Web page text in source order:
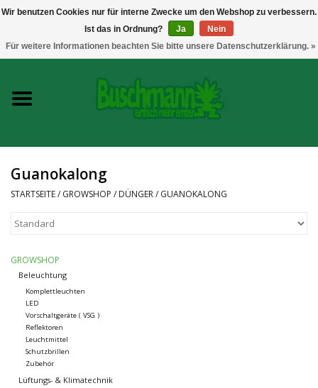
Growshop
Messtechnik
Headshop
Vaporizer
CBD und Hanfextrakte
Marken
Guanokalong
STARTSEITE/ GROWSHOP / DÜNGER/ GUANOKALONG
GROWSHOP
Beleuchtung
Komplettleuchten
LED
Vorschaltgeräte ( VSG )
Reflektoren
Leuchtmittel
Schutzbrillen
Zubehör
Lüftungs- & Klimatechnik
Wir benutzen Cookies nur für interne Zwecke um den Webshop zu verbessern.
Ist das in Ordnung?
Ja
Nein
Für weitere Informationen beachten Sie bitte unsere Datenschutzerklärung. »